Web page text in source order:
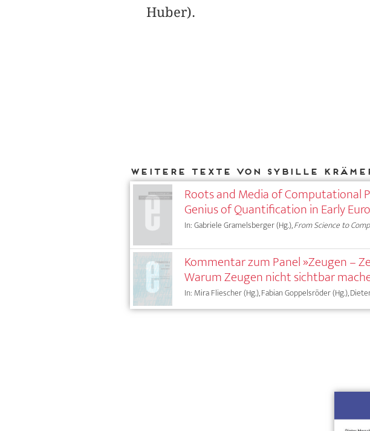
Huber).
Weitere Texte von Sybille Krämer
Roots and Media of Computational
Genius of Quantification in Early
In: Gabriele Gramelsberger (Hg.),From Science to
Kommentar zum Panel »Zeugen –
Warum Zeugen nicht sichtbar
In: Mira Fliescher (Hg.), Fabian Goppelsröder (Hg.),